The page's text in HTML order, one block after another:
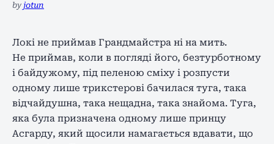
by jotun
Локі не приймав Грандмайстра ні на мить.
Не приймав, коли в погляді його, безтурботному
і байдужому, під пеленою сміху і розпусти
одному лише трикстерові бачилася туга, така
відчайдушна, така нещадна, така знайома. Туга,
яка була призначена одному лише принцу
Асгарду, який щосили намагається вдавати, що